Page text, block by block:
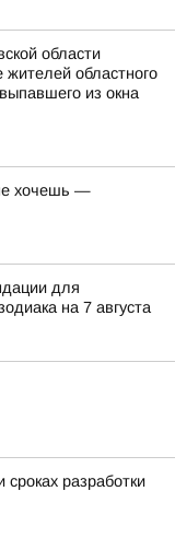
области
жителей областного
из окна
хочешь —
для
на 7 августа
разработки